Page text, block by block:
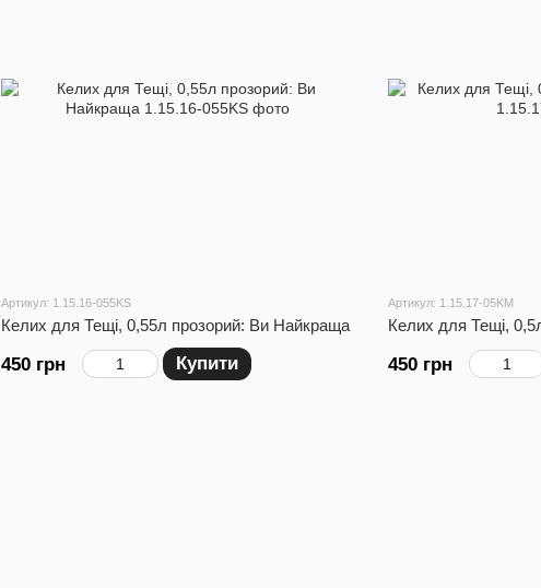
Артикул: 1.15.16-055KS
Келих для Тещі, 0,55л прозорий: Ви Найкраща
450 грн Купити
Артикул: 1.15.17-05KM
Келих для Тещі,
450 грн